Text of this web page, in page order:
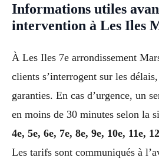
Informations utiles
intervention à Les Iles
À Les Iles 7e arrondissement
clients s’interrogent sur les
garanties. En cas d’urgence, un
en moins de 30 minutes selon la
4e, 5e, 6e, 7e, 8e, 9e, 10e, 11e,
Les tarifs sont communiqués à